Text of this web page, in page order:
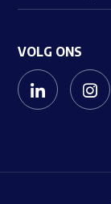
VOLG ONS